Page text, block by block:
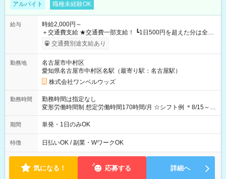
アルバイト 職種未経験OK
給与
時給2,000円～
＋交通費支給 ★交通費一部支給！ ┗1日500円を超えた分は全額
支給！ ※往復500円以内の方は自己負担となります ★日払い
OK！（規定あり） ┗働いたその日に現金GET♪ お仕事後はコン
期間なし
交通費別途支給あり
勤務地
名古屋市中村区
愛知県名古屋市中村区名駅（最寄り駅：名古屋駅）
株式会社ワンベルウッズ
勤務時間
勤務時間は指定なし
変形労働時間制 想定労働時間170時間/月 ☆シフト例 ＊8/15～
10/26 全日共通 08：00～12：00 17：00～21：00 ＊8/31
～9/19のみ下記シフトもあります！ 12：00～16：00 ＊9/6～
00
期間 単発・1日のみOK
特徴 日払いOK / 副業・WワークOK
気になる！ 応募する 詳細へ